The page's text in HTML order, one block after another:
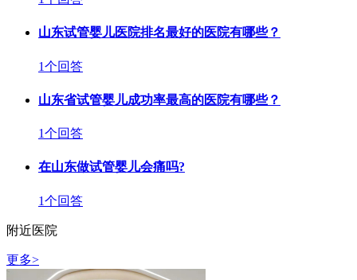
山东试管婴儿医院排名最好的医院有哪些？
1个回答
山东省试管婴儿成功率最高的医院有哪些？
1个回答
在山东做试管婴儿会痛吗?
1个回答
附近医院
更多>